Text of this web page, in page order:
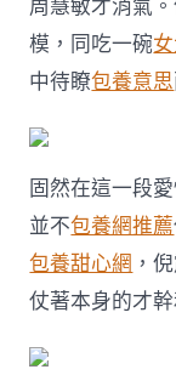
周慧敏才消氣
模，同吃一碗
中待瞭包養意思
固然在這一段
並不包養網推薦
包養甜心網 ，
仗著本身的才